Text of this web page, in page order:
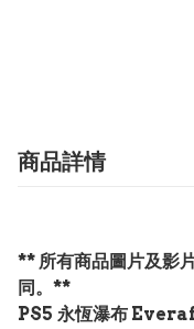
商品詳情
** 所有商品圖片及影
同。**
PS5 永恆瀑布